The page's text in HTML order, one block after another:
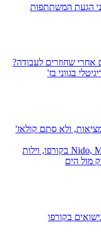
שחוזרים לעבודה?
ולא סתם קולאז'